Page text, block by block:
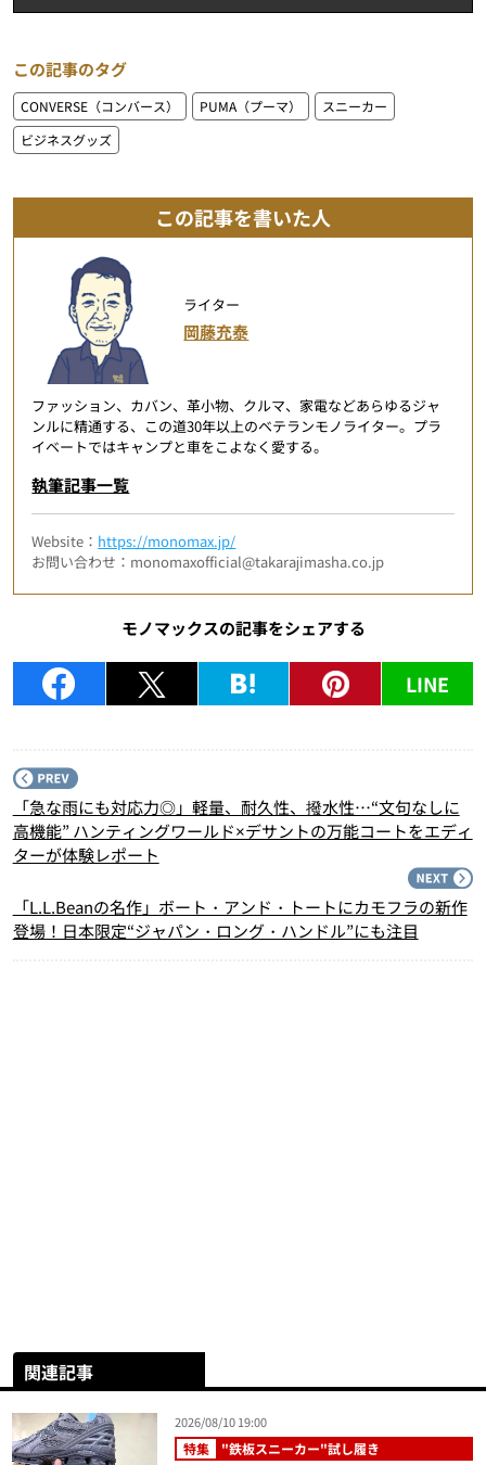
この記事のタグ
CONVERSE（コンバース） PUMA（プーマ）
スニーカー
ビジネスグッズ
この記事を書いた人
ライター
岡藤充泰
ファッション、カバン、革小物、クルマ、家電などあらゆるジャ
ンルに精通する、この道30年以上のベテランモノライター。プラ
イベートではキャンプと車をこよなく愛する。
執筆記事一覧
Website： https://monomax.jp/
お問い合わせ：monomaxofficial@takarajimasha.co.jp
モノマックスの記事をシェアする
LINE
「急な雨にも対応力◎」軽量、耐久性、撥水性…“文句なしに
高機能” ハンティングワールド×デサントの万能コートをエディ
ターが体験レポート
「L.L.Beanの名作」ボート・アンド・トートにカモフラの新作
登場！日本限定“ジャパン・ロング・ハンドル”にも注目
関連記事
2026/08/10 19:00
特集 "鉄板スニーカー"試し履き